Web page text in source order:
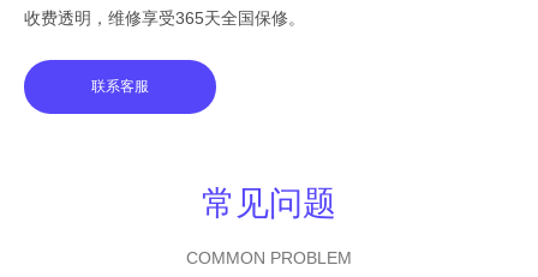
收费透明，维修享受365天全国保修。
联系客服
常见问题
COMMON PROBLEM